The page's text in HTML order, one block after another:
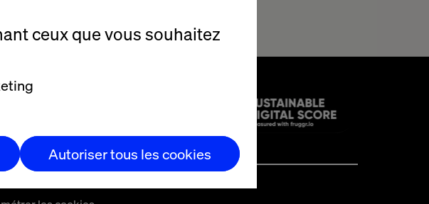
ceux que vous souhaitez
Autoriser tous les cookies